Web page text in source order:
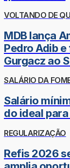
VOLTANDO DE
MDB lança
Pedro Adib
Gurgacz ao
SALÁRIO DA
Salário
do ideal
REGULARIZAÇÃO
Refis 2026